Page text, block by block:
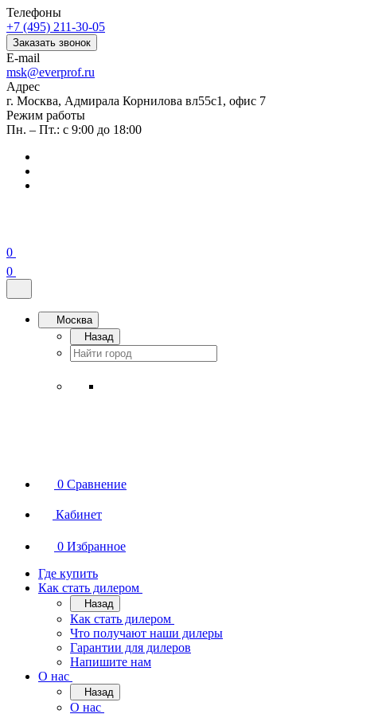
Телефоны
+7 (495) 211-30-05
Заказать звонок
E-mail
msk@everprof.ru
Адрес
г. Москва, Адмирала Корнилова вл55с1, офис 7
Режим работы
Пн. – Пт.: с 9:00 до 18:00
0
0
Москва
Назад
0 Сравнение
Кабинет
0 Избранное
Где купить
Как стать дилером
Назад
Как стать дилером
Что получают наши дилеры
Гарантии для дилеров
Напишите нам
О нас
Назад
О нас